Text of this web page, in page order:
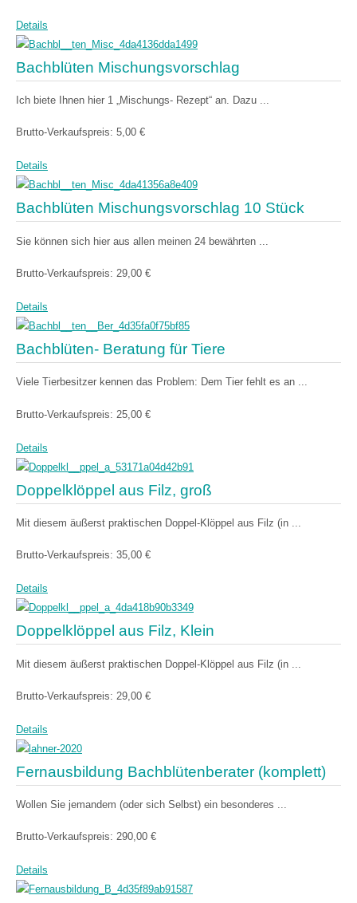
Details
Bachblüten Mischungsvorschlag
Ich biete Ihnen hier 1 „Mischungs- Rezept“ an. Dazu ...
Brutto-Verkaufspreis: 5,00 €
Details
Bachblüten Mischungsvorschlag 10 Stück
Sie können sich hier aus allen meinen 24 bewährten ...
Brutto-Verkaufspreis: 29,00 €
Details
Bachblüten- Beratung für Tiere
Viele Tierbesitzer kennen das Problem: Dem Tier fehlt es an ...
Brutto-Verkaufspreis: 25,00 €
Details
Doppelklöppel aus Filz, groß
Mit diesem äußerst praktischen Doppel-Klöppel aus Filz (in ...
Brutto-Verkaufspreis: 35,00 €
Details
Doppelklöppel aus Filz, Klein
Mit diesem äußerst praktischen Doppel-Klöppel aus Filz (in ...
Brutto-Verkaufspreis: 29,00 €
Details
Fernausbildung Bachblütenberater (komplett)
Wollen Sie jemandem (oder sich Selbst) ein besonderes ...
Brutto-Verkaufspreis: 290,00 €
Details